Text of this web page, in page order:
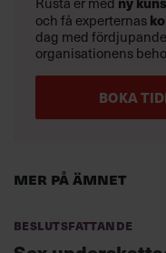
Mer på ämnet
Beslutsfattande
och få experternas
dag med
organisationens
BOKA